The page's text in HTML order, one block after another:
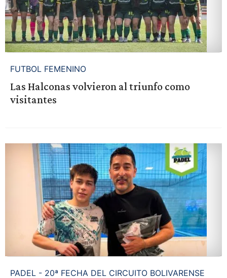
FUTBOL FEMENINO
Las Halconas volvieron al triunfo como
visitantes
PADEL - 20ª FECHA DEL CIRCUITO BOLIVARENSE